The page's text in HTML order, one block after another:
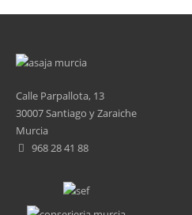
Calle Parpallota, 13
30007 Santiago y Zaraiche
Murcia
968 28 41 88